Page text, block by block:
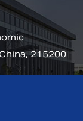
215200